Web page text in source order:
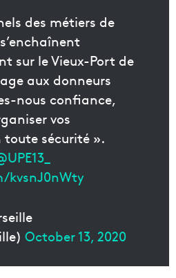
des métiers de
sur le Vieux-Port de
aux donneurs
nous confiance,
vos
toute sécurité ».
kvsnJ0nWty
October 13, 2020